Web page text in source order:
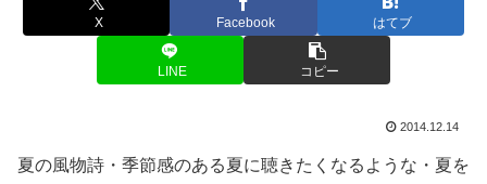
X Facebook はてブ
LINE コピー
2014.12.14
夏の風物詩・季節感のある夏に聴きたくなるような・夏を